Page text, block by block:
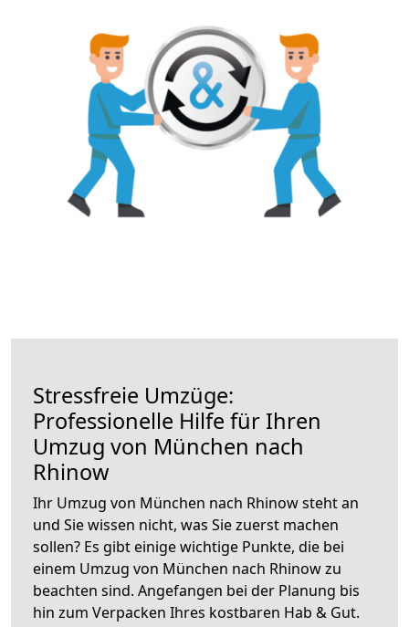
Stressfreie Umzüge:
Professionelle Hilfe für Ihren
Umzug von München nach
Rhinow
Ihr Umzug von München nach Rhinow steht an
und Sie wissen nicht, was Sie zuerst machen
sollen? Es gibt einige wichtige Punkte, die bei
einem Umzug von München nach Rhinow zu
beachten sind. Angefangen bei der Planung bis
hin zum Verpacken Ihres kostbaren Hab & Gut.